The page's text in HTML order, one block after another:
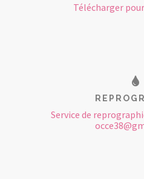
Télécharger
Service de